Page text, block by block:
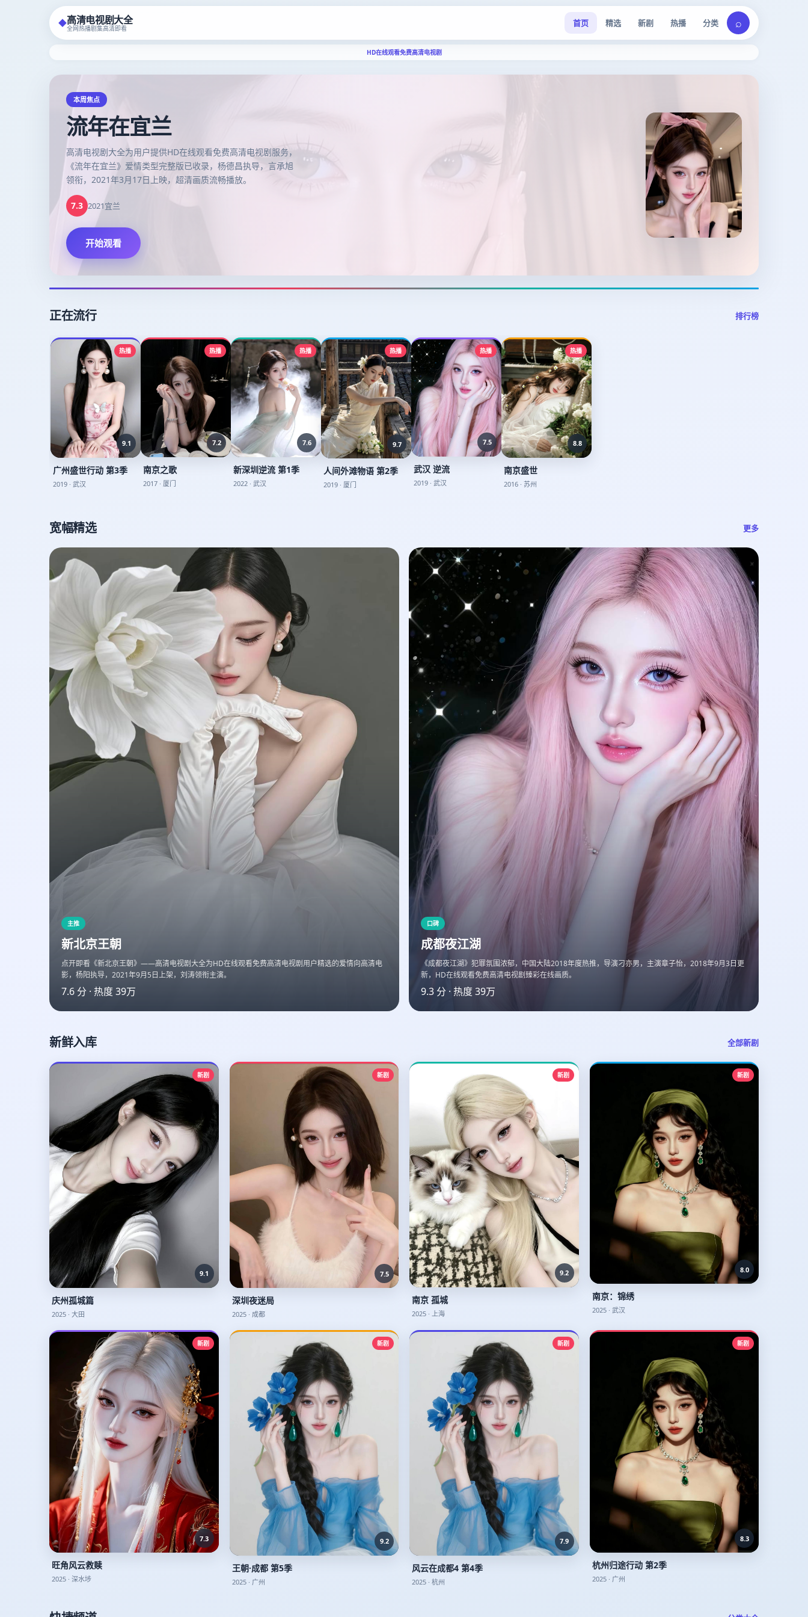
◆高清电视剧大全
全网热播剧集高清即看 首页 精选 新剧 热播 分类 ⌕
HD在线观看免费高清电视剧
高清电视剧大全-HD在线观看免费高清电视剧
本周焦点
流年在宜兰
高清电视剧大全为用户提供HD在线观看免费高清电视剧服务，
《流年在宜兰》爱情类型完整版已收录，杨德昌执导，言承旭
领衔，2021年3月17日上映，超清画质流畅播放。
7.3 2021宜兰
开始观看
正在流行 排行榜
热播
9.1
广州盛世行动 第3季
2019 · 武汉
热播
7.2
南京之歌
2017 · 厦门
热播
7.6
新深圳逆流 第1季
2022 · 武汉
热播
9.7
人间外滩物语 第2季
2019 · 厦门
热播
7.5
武汉 逆流
2019 · 武汉
热播
8.8
南京盛世
2016 · 苏州
宽幅精选 更多
主推
新北京王朝
点开即看《新北京王朝》——高清电视剧大全为HD在线观看免费高清电视剧用户精选的爱情向高清电
影，杨阳执导，2021年9月5日上架，刘涛领衔主演。
7.6 分 · 热度39万
口碑
成都夜江湖
《成都夜江湖》犯罪氛围浓郁，中国大陆2018年度热推，导演刁亦男，主演章子怡，2018年9月3日更
新，HD在线观看免费高清电视剧臻彩在线画质。
9.3 分 · 热度39万
新鲜入库 全部新剧
新剧
9.1
庆州孤城篇
2025 · 大田
新剧
7.5
深圳夜迷局
2025· 成都
新剧
9.2
南京 孤城
2025 · 上海
新剧
8.0
南京：锦绣
2025· 武汉
新剧
7.3
旺角风云救赎
2025 · 深水埗
新剧
9.2
王朝·成都 第5季
2025· 广州
新剧
7.9
风云在成都4 第4季
2025 · 杭州
新剧
8.3
杭州归途行动 第2季
2025· 广州